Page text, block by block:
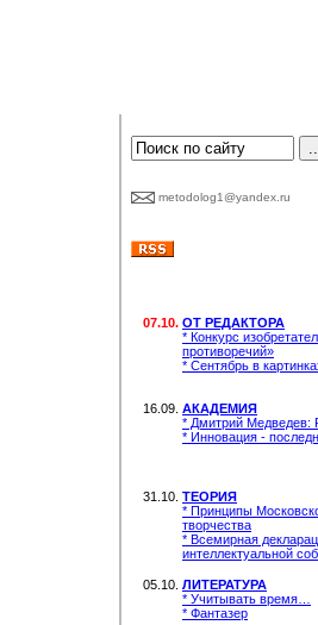
metodolog1@yandex.ru
07.10. ОТ РЕДАКТОРА
* Конкурс
противоречий»
* Сентябрь в
16.09. АКАДЕМИЯ
* Дмитрий Медведев:
* Инновация -
31.10. ТЕОРИЯ
* Принципы
творчества
* Всемирная
интеллектуальной
05.10. ЛИТЕРАТУРА
* Учитывать время…
* Фантазер